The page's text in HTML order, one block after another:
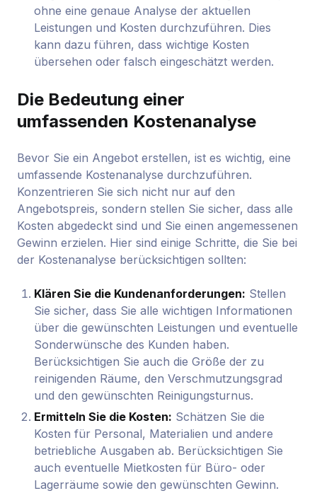
ohne eine genaue Analyse der aktuellen
Leistungen und Kosten durchzuführen. Dies
kann dazu führen, dass wichtige Kosten
übersehen oder falsch eingeschätzt werden.
Die Bedeutung einer
umfassenden Kostenanalyse
Bevor Sie ein Angebot erstellen, ist es wichtig, eine
umfassende Kostenanalyse durchzuführen.
Konzentrieren Sie sich nicht nur auf den
Angebotspreis, sondern stellen Sie sicher, dass alle
Kosten abgedeckt sind und Sie einen angemessenen
Gewinn erzielen. Hier sind einige Schritte, die Sie bei
der Kostenanalyse berücksichtigen sollten:
Klären Sie die Kundenanforderungen: Stellen
Sie sicher, dass Sie alle wichtigen Informationen
über die gewünschten Leistungen und eventuelle
Sonderwünsche des Kunden haben.
Berücksichtigen Sie auch die Größe der zu
reinigenden Räume, den Verschmutzungsgrad
und den gewünschten Reinigungsturnus.
Ermitteln Sie die Kosten: Schätzen Sie die
Kosten für Personal, Materialien und andere
betriebliche Ausgaben ab. Berücksichtigen Sie
auch eventuelle Mietkosten für Büro- oder
Lagerräume sowie den gewünschten Gewinn.